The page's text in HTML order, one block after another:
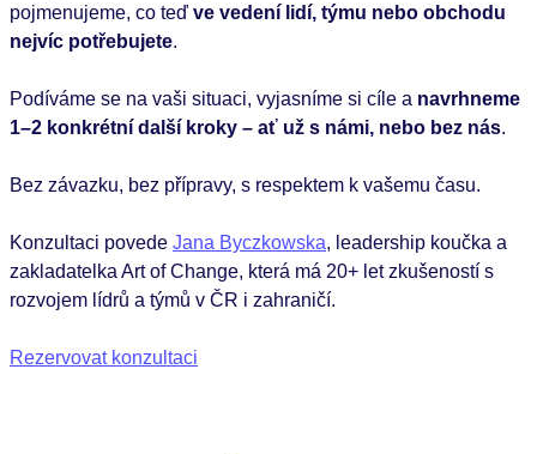
pojmenujeme, co teď ve vedení lidí, týmu nebo obchodu
nejvíc potřebujete.
Podíváme se na vaši situaci, vyjasníme si cíle a navrhneme
1–2 konkrétní další kroky – ať už s námi, nebo bez nás.
Bez závazku, bez přípravy, s respektem k vašemu času.
Konzultaci povede Jana Byczkowska, leadership koučka a
zakladatelka Art of Change, která má 20+ let zkušeností s
rozvojem lídrů a týmů v ČR i zahraničí.
Rezervovat konzultaci